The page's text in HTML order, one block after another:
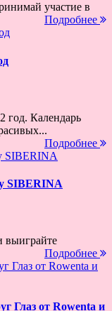
участие в
Подробнее
год. Календарь
Подробнее
SIBERINA
выиграйте
Подробнее
Глаз от Rowenta и